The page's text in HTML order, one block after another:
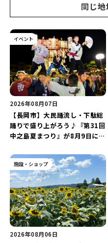
同じ
イベント
2026年08月07日
【長岡市】大民踊流し・下駄総
踊りで盛り上がろう♪『第31回
中之島夏まつり』が8月9日に開
手”のシュート対決は必見♪
施設・ショップ
2026年08月06日